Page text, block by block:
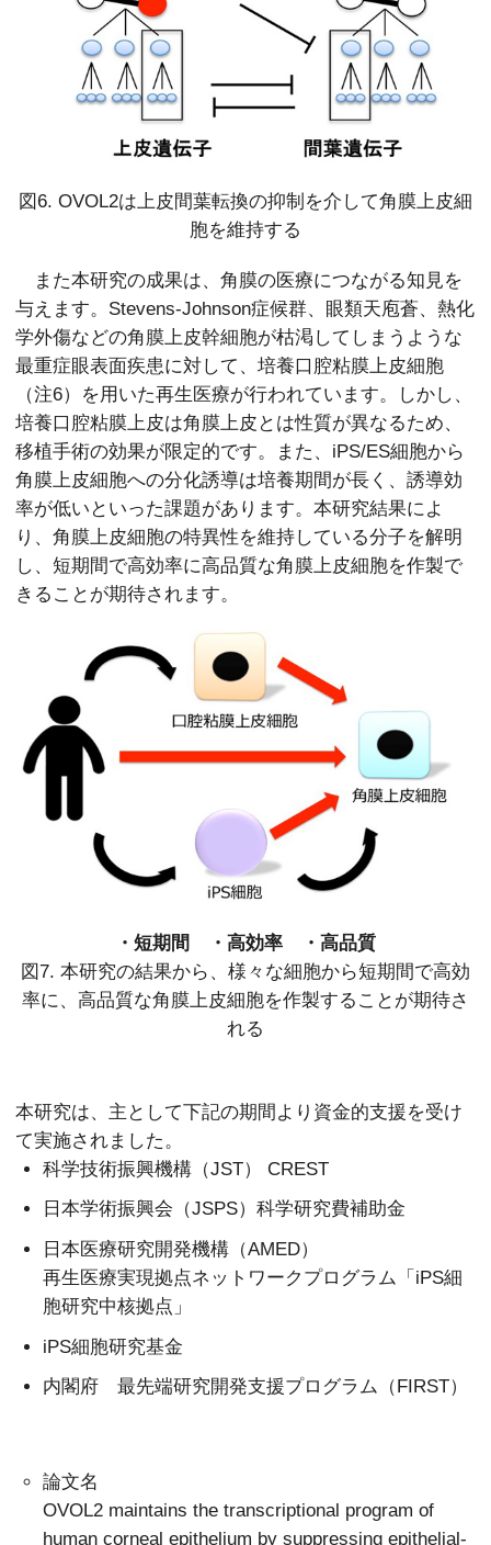
図6. OVOL2は上皮間葉転換の抑制を介して角膜上皮細
胞を維持する
また本研究の成果は、角膜の医療につながる知見を
与えます。Stevens-Johnson症候群、眼類天庖蒼、熱化
学外傷などの角膜上皮幹細胞が枯渇してしまうような
最重症眼表面疾患に対して、培養口腔粘膜上皮細胞
（注6）を用いた再生医療が行われています。しかし、
培養口腔粘膜上皮は角膜上皮とは性質が異なるため、
移植手術の効果が限定的です。また、iPS/ES細胞から
角膜上皮細胞への分化誘導は培養期間が長く、誘導効
率が低いといった課題があります。本研究結果によ
り、角膜上皮細胞の特異性を維持している分子を解明
し、短期間で高効率に高品質な角膜上皮細胞を作製で
きることが期待されます。
・短期間 ・高効率 ・高品質
図7. 本研究の結果から、様々な細胞から短期間で高効
率に、 高品質な角膜上皮細胞を作製することが期待さ
れる
本研究は、主として下記の期間より資金的支援を受け
て実施されました。
科学技術振興機構（JST） CREST
日本学術振興会（JSPS）科学研究費補助金
日本医療研究開発機構（AMED）
再生医療実現拠点ネットワークプログラム「iPS細
胞研究中核拠点」
iPS細胞研究基金
内閣府 最先端研究開発支援プログラム（FIRST）
論文名
OVOL2 maintains the transcriptional program of
human corneal epithelium by suppressing epithelial-